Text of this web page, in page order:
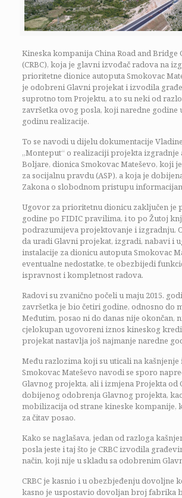
Kineska kompanija China Road and Bridge
(CRBC), koja je glavni izvođač radova na
prioritetne dionice autoputa Smokovac
je odobreni Glavni projekat i izvodila
suprotno tom Projektu, a to su neki od
završetka ovog posla, koji naredne godine
godinu realizacije.
To se navodi u dijelu dokumentacije
„Monteput“ o realizaciji projekta izgradnje
Boljare, dionica Smokovac Mateševo, koji
za socijalnu pravdu (ASP), a koja je
Zakona o slobodnom pristupu
Ugovor za prioritetnu dionicu zaključen je
godine po FIDIC pravilima, i to po Žutoj
podrazumijeva projektovanje i izgradnju.
da uradi Glavni projekat, izgradi, nabavi i
instalacije za dionicu autoputa Smokovac
eventualne nedostatke, te obezbijedi
ispravnost i kompletnost radova.
Radovi su zvanično počeli u maju 2015.
završetka je bio četiri godine, odnosno do
Međutim, posao ni do danas nije okončan,
cjelokupan ugovoreni iznos kineskog
projekat nastavlja još najmanje naredne
Među razlozima koji su uticali na
Smokovac Mateševo navodi se sporo
Glavnog projekta, ali i izmjena Projekta od
dobijenog odobrenja Glavnog projekta,
mobilizacija od strane kineske kompanije,
za čitav posao.
Kako se naglašava, jedan od razloga
posla jeste i taj što je CRBC izvodila
način, koji nije u skladu sa odobrenim
CRBC je kasnio i u obezbjeđenju dovoljne
kasno je uspostavio dovoljan broj fabrika